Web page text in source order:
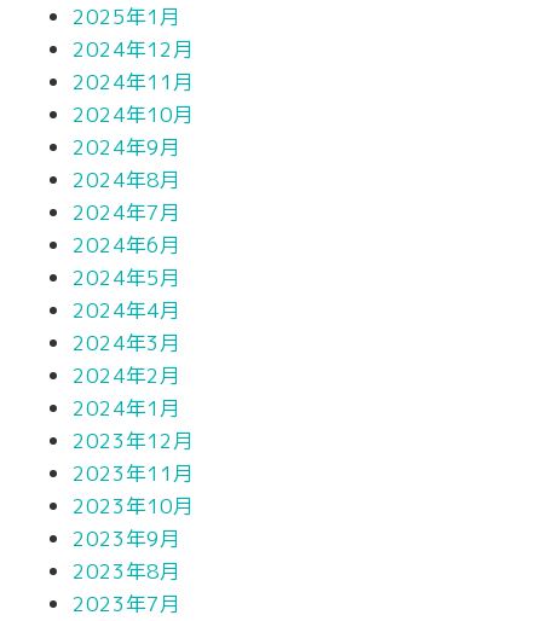
2025年1月
2024年12月
2024年11月
2024年10月
2024年9月
2024年8月
2024年7月
2024年6月
2024年5月
2024年4月
2024年3月
2024年2月
2024年1月
2023年12月
2023年11月
2023年10月
2023年9月
2023年8月
2023年7月